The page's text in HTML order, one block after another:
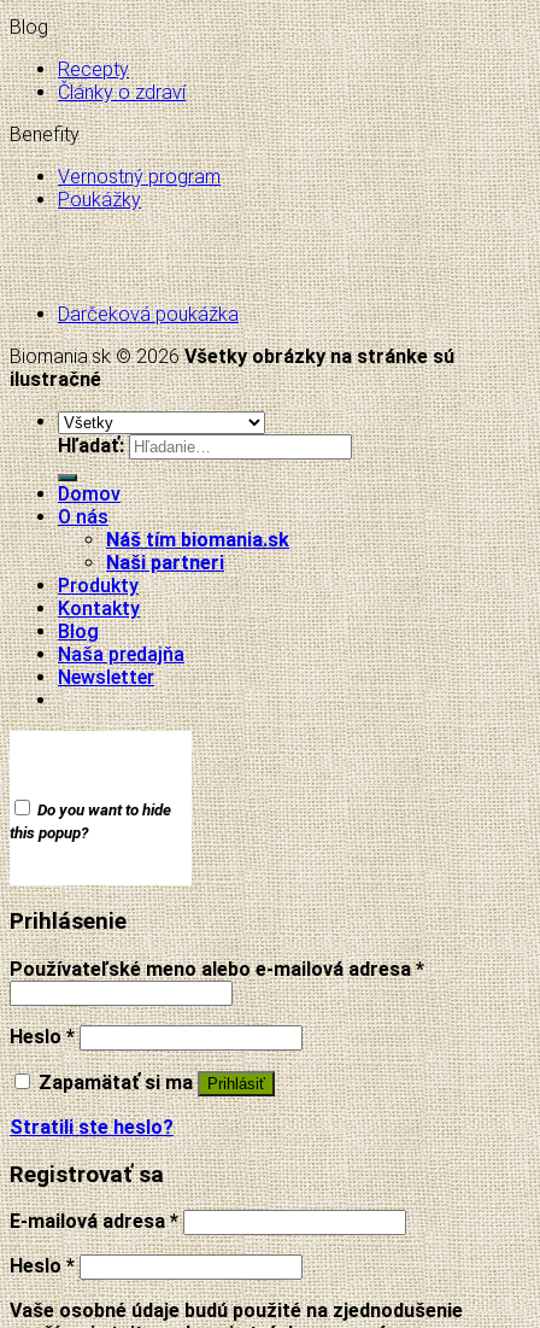
Blog
Recepty
Články o zdraví
Benefity
Vernostný program
Poukážky
Darčeková poukážka
Biomania.sk © 2026Všetky obrázky na stránke sú
ilustračné
Hľadať:
Domov
O nás
Náš tím biomania.sk
Naši partneri
Produkty
Kontakty
Blog
Naša predajňa
Newsletter
Do you want to hide
this popup?
Prihlásenie
Používateľské meno alebo e-mailová adresa*
Heslo*
Zapamätať si ma
Prihlásiť
Stratili ste heslo?
Registrovať sa
E-mailová adresa*
Heslo*
Vaše osobné údaje budú použité na zjednodušenie